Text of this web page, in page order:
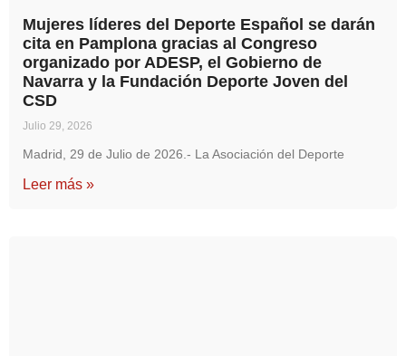
Mujeres líderes del Deporte Español se darán
cita en Pamplona gracias al Congreso
organizado por ADESP, el Gobierno de
Navarra y la Fundación Deporte Joven del
CSD
Julio 29, 2026
Madrid, 29 de Julio de 2026.- La Asociación del Deporte
Leer más »